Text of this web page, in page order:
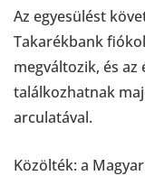
Az egyesülést
Takarékbank
megváltozik, és
találkozhatnak
arculatával.
Közölték: a